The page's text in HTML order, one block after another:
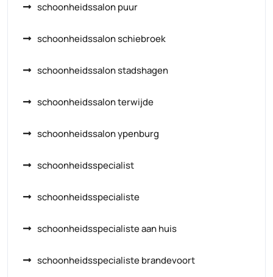
schoonheidssalon puur
schoonheidssalon schiebroek
schoonheidssalon stadshagen
schoonheidssalon terwijde
schoonheidssalon ypenburg
schoonheidsspecialist
schoonheidsspecialiste
schoonheidsspecialiste aan huis
schoonheidsspecialiste brandevoort